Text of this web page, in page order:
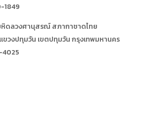
1849
ดลวงศานุสรณ์ สภากาชาดไทย
แขวงปทุมวัน เขตปทุมวัน กรุงเทพมหานคร